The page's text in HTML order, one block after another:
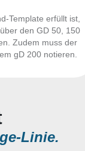
Template erfüllt ist,
den GD 50, 150
Zudem muss der
gD 200 notieren.
Linie.